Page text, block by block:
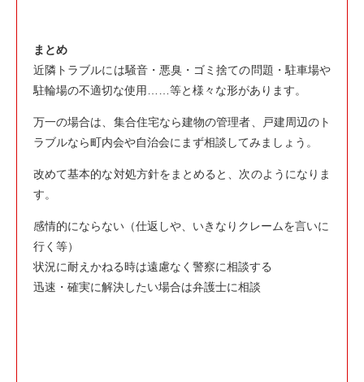
まとめ
近隣トラブルには騒音・悪臭・ゴミ捨ての問題・駐車場や
駐輪場の不適切な使用……等と様々な形があります。
万一の場合は、集合住宅なら建物の管理者、戸建周辺のト
ラブルなら町内会や自治会にまず相談してみましょう。
改めて基本的な対処方針をまとめると、次のようになりま
す。
感情的にならない（仕返しや、いきなりクレームを言いに
行く等）
状況に耐えかねる時は遠慮なく警察に相談する
迅速・確実に解決したい場合は弁護士に相談